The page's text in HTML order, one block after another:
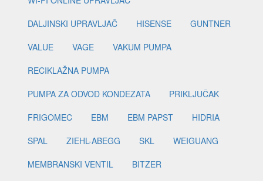
DALJINSKI UPRAVLJAČ
HISENSE
GUNTNER
VALUE
VAGE
VAKUM PUMPA
RECIKLAŽNA PUMPA
PUMPA ZA ODVOD KONDEZATA
PRIKLJUČAK
FRIGOMEC
EBM EBM PAPST
HIDRIA
SPAL
ZIEHL-ABEGG SKL
WEIGUANG
MEMBRANSKI VENTIL
BITZER